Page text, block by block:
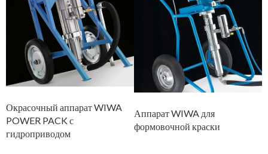
Окрасочный аппарат WIWA
POWER PACK с
гидроприводом
Аппарат WIWA для
формовочной краски